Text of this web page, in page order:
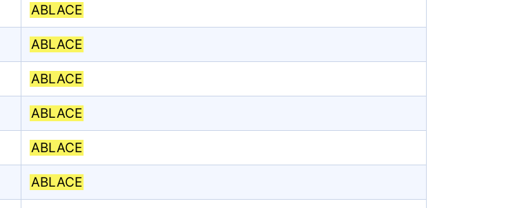
ABLACE
ABLACE
ABLACE
ABLACE
ABLACE
ABLACE